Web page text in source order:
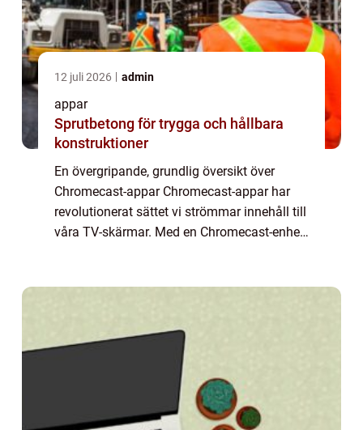
12 juli 2026 admin
appar
Sprutbetong för trygga och hållbara
konstruktioner
En övergripande, grundlig översikt över
Chromecast-appar Chromecast-appar har
revolutionerat sättet vi strömmar innehåll till
våra TV-skärmar. Med en Chromecast-enhet